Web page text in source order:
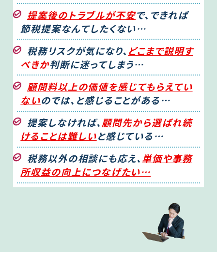
提案後のトラブルが不安で、できれば
節税提案なんてしたくない…
税務リスクが気になり、 どこまで説明す
べきか判断に迷ってしまう…
顧問料以上の価値を感じてもらえてい
ないのでは、と感じることがある…
提案しなければ、顧問先から選ばれ続
けることは難しいと感じている…
税務以外の相談にも応え、単価や事務
所収益の向上につなげたい…